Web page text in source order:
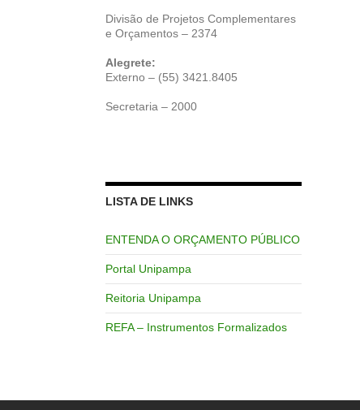
Divisão de Projetos Complementares
e Orçamentos – 2374
Alegrete:
Externo – (55) 3421.8405
Secretaria – 2000
LISTA DE LINKS
ENTENDA O ORÇAMENTO PÚBLICO
Portal Unipampa
Reitoria Unipampa
REFA – Instrumentos Formalizados